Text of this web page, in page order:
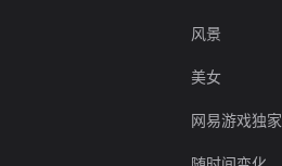
风景
美女
网易游戏独家